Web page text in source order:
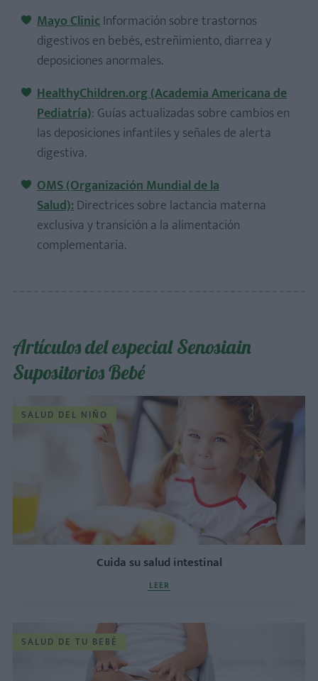
Mayo ClinicInformación sobre trastornos
digestivos en bebés, estreñimiento, diarrea y
deposiciones anormales.
HealthyChildren.org (Academia Americana de
Pediatría): Guías actualizadas sobre cambios en
las deposiciones infantiles y señales de alerta
digestiva.
OMS (Organización Mundial de la
Salud):Directrices sobre lactancia materna
exclusiva y transición a la alimentación
complementaria.
Artículos del especial Senosiain
Supositorios Bebé
SALUD DEL NIÑO
Cuida su salud intestinal
LEER
SALUD DE TU BEBÉ